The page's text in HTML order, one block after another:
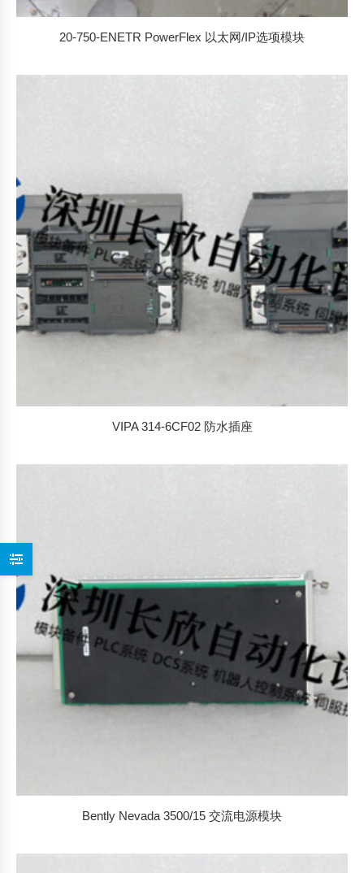
20-750-ENETR PowerFlex 以太网/IP选项模块
VIPA 314-6CF02 防水插座
Bently Nevada 3500/15 交流电源模块